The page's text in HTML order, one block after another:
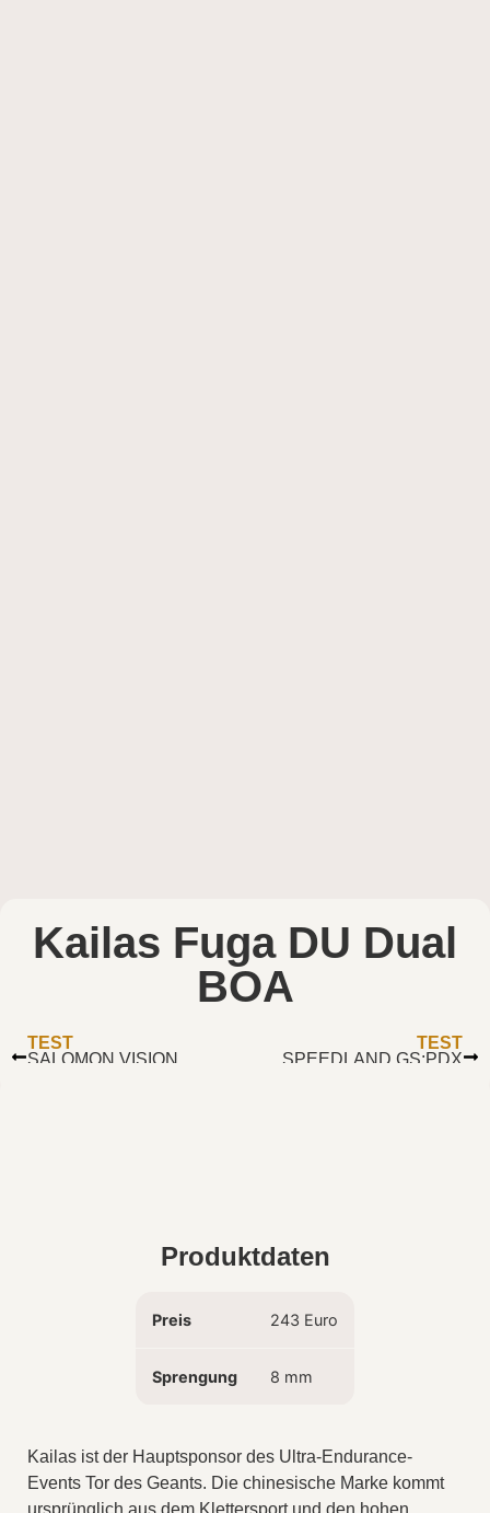
TEST
SALOMON VISION
TEST
SPEEDLAND GS:PDX
Kailas Fuga DU Dual
BOA
Produktdaten
Preis 243 Euro
Sprengung 8 mm
Kailas ist der Hauptsponsor des Ultra-Endurance-
Events Tor des Geants. Die chinesische Marke kommt
ursprünglich aus dem Klettersport und den hohen